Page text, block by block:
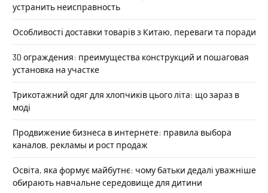
устранить неисправность
Особливості доставки товарів з Китаю, переваги та поради
3D ограждения: преимущества конструкций и пошаговая
установка на участке
Трикотажний одяг для хлопчиків цього літа: що зараз в
моді
Продвижение бизнеса в интернете: правила выбора
каналов, рекламы и рост продаж
Освіта, яка формує майбутнє: чому батьки дедалі уважніше
обирають навчальне середовище для дитини